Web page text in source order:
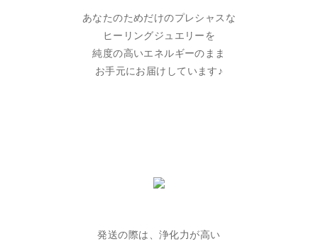
あなたのためだけのプレシャスな
ヒーリングジュエリーを
純度の高いエネルギーのまま
お手元にお届けしています♪
発送の際は、浄化力が高い